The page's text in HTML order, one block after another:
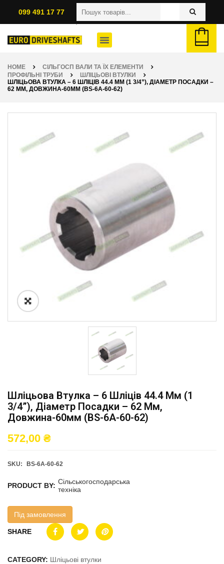
099 491 17 77
HOME
СІЛЬГОСП ВАЛИ ТА ЇХ ЕЛЕМЕНТИ
ПРОФІЛЬНІ ТРУБИ
ШЛІЦЬОВІ ВТУЛКИ
ШЛІЦЬОВА ВТУЛКА – 6 ШЛІЦІВ 44.4 ММ (1 3/4”), ДІАМЕТР ПОСАДКИ –
62 ММ, ДОВЖИНА-60ММ (BS-6A-60-62)
Шліцьова Втулка – 6 Шліців 44.4 Мм (1
3/4”), Діаметр Посадки – 62 Мм,
Довжина-60мм (BS-6A-60-62)
572,00 ₴
SKU: BS-6A-60-62
PRODUCT BY: Сільськогосподарська
техніка
Під замовлення
SHARE
CATEGORY: Шліцьові втулки